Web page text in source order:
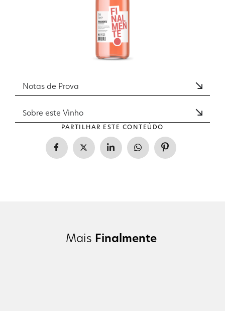
Notas de Prova
Sobre este Vinho
PARTILHAR ESTE CONTEÚDO
Mais Finalmente